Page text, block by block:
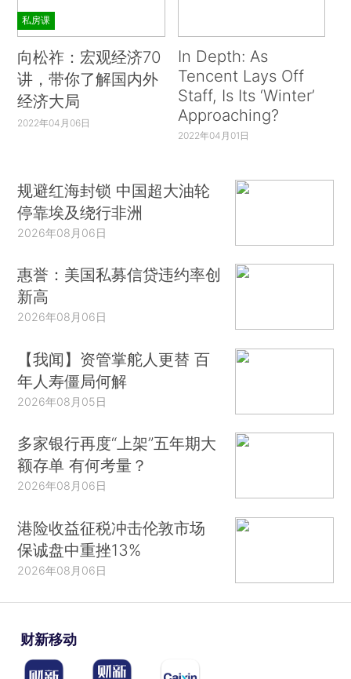
私房课
向松祚：宏观经济70
讲，带你了解国内外
经济大局
2022年04月06日
In Depth: As
Tencent Lays Off
Staff, Is Its ‘Winter’
Approaching?
2022年04月01日
规避红海封锁 中国超大油轮
停靠埃及绕行非洲
2026年08月06日
惠誉：美国私募信贷违约率创
新高
2026年08月06日
【我闻】资管掌舵人更替 百
年人寿僵局何解
2026年08月05日
多家银行再度“上架”五年期大
额存单 有何考量？
2026年08月06日
港险收益征税冲击伦敦市场
保诚盘中重挫13%
2026年08月06日
财新移动